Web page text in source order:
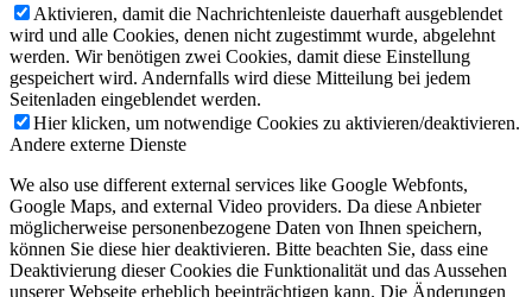
Aktivieren, damit die Nachrichtenleiste dauerhaft ausgeblendet
wird und alle Cookies, denen nicht zugestimmt wurde, abgelehnt
werden. Wir benötigen zwei Cookies, damit diese Einstellung
gespeichert wird. Andernfalls wird diese Mitteilung bei jedem
Seitenladen eingeblendet werden.
Hier klicken, um notwendige Cookies zu aktivieren/deaktivieren.
Andere externe Dienste
We also use different external services like Google Webfonts,
Google Maps, and external Video providers. Da diese Anbieter
möglicherweise personenbezogene Daten von Ihnen speichern,
können Sie diese hier deaktivieren. Bitte beachten Sie, dass eine
Deaktivierung dieser Cookies die Funktionalität und das Aussehen
unserer Webseite erheblich beeinträchtigen kann. Die Änderungen